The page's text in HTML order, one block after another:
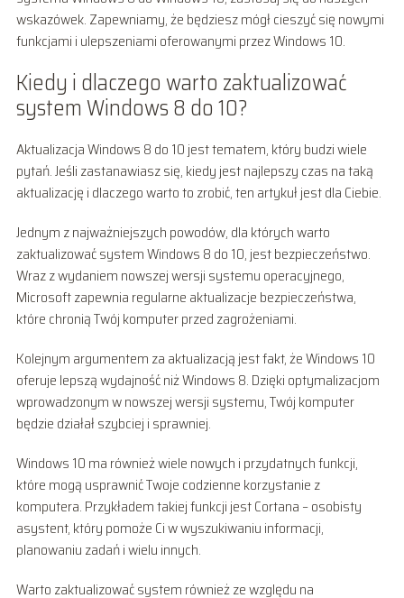
wskazówek. Zapewniamy, że będziesz mógł cieszyć się nowymi
funkcjami i ulepszeniami oferowanymi przez Windows 10.
Kiedy i dlaczego warto zaktualizować
system Windows 8 do 10?
Aktualizacja Windows 8 do 10 jest tematem, który budzi wiele
pytań. Jeśli zastanawiasz się, kiedy jest najlepszy czas na taką
aktualizację i dlaczego warto to zrobić, ten artykuł jest dla Ciebie.
Jednym z najważniejszych powodów, dla których warto
zaktualizować system Windows 8 do 10, jest bezpieczeństwo.
Wraz z wydaniem nowszej wersji systemu operacyjnego,
Microsoft zapewnia regularne aktualizacje bezpieczeństwa,
które chronią Twój komputer przed zagrożeniami.
Kolejnym argumentem za aktualizacją jest fakt, że Windows 10
oferuje lepszą wydajność niż Windows 8. Dzięki optymalizacjom
wprowadzonym w nowszej wersji systemu, Twój komputer
będzie działał szybciej i sprawniej.
Windows 10 ma również wiele nowych i przydatnych funkcji,
które mogą usprawnić Twoje codzienne korzystanie z
komputera. Przykładem takiej funkcji jest Cortana – osobisty
asystent, który pomoże Ci w wyszukiwaniu informacji,
planowaniu zadań i wielu innych.
Warto zaktualizować system również ze względu na